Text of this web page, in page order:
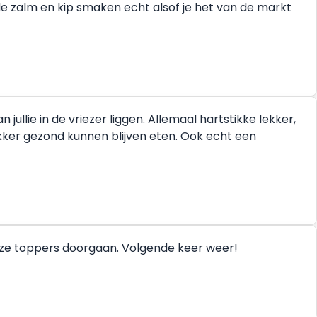
zalm en kip smaken echt alsof je het van de markt
jullie in de vriezer liggen. Allemaal hartstikke lekker,
gezond kunnen blijven eten. Ook echt een
toppers doorgaan. Volgende keer weer!